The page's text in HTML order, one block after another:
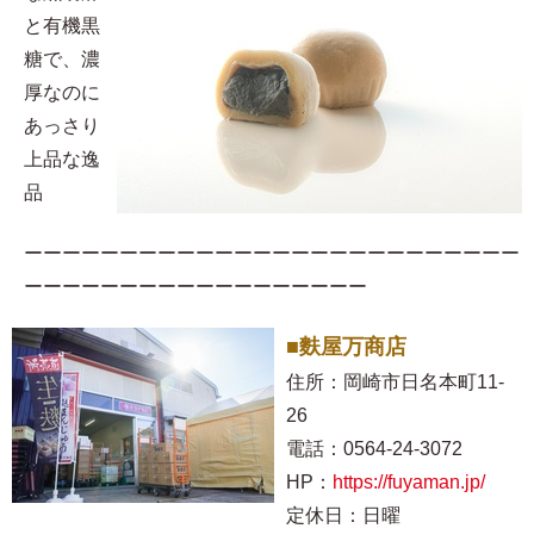
と有機黒
糖で、濃
厚なのに
あっさり
上品な逸
品
ーーーーーーーーーーーーーーーーーーーーーーーーーー
ーーーーーーーーーーーーーーーーーー
■麩屋万商店
住所：岡崎市日名本町11-
26
電話：0564-24-3072
HP： https://fuyaman.jp/
定休日：日曜